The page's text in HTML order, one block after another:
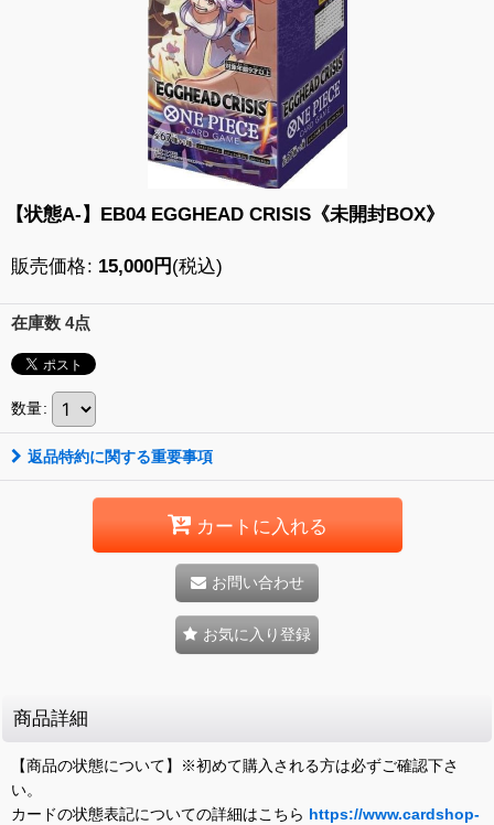
【状態A-】EB04 EGGHEAD CRISIS《未開封BOX》
販売価格: 15,000円 (税込)
在庫数 4点
数量:
返品特約に関する重要事項
カートに入れる
お問い合わせ
お気に入り登録
商品詳細
【商品の状態について】※初めて購入される方は必ずご確認下さ
い。
カードの状態表記についての詳細はこちら https://www.cardshop-